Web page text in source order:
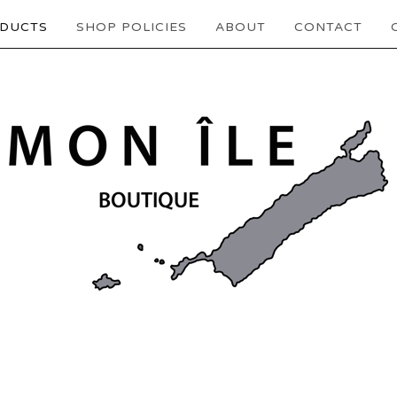
SHOP POLICIES ABOUT CONTACT